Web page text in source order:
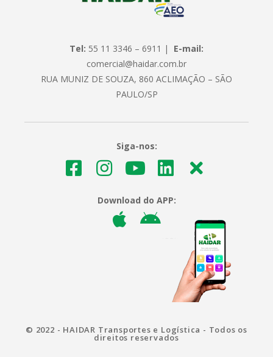
Tel: 55 11 3346 – 6911 | E-mail:
comercial@haidar.com.br
RUA MUNIZ DE SOUZA, 860 ACLIMAÇÃO – SÃO
PAULO/SP
Siga-nos:
Download do APP:
© 2022 - HAIDAR Transportes e Logística - Todos os
direitos reservados